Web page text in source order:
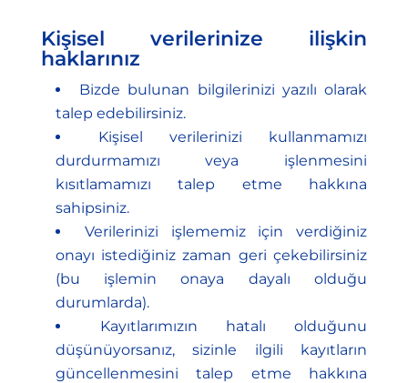
Kişisel verilerinize ilişkin
haklarınız
Bizde bulunan bilgilerinizi yazılı olarak
talep edebilirsiniz.
Kişisel verilerinizi kullanmamızı
durdurmamızı veya işlenmesini
kısıtlamamızı talep etme hakkına
sahipsiniz.
Verilerinizi işlememiz için verdiğiniz
onayı istediğiniz zaman geri çekebilirsiniz
(bu işlemin onaya dayalı olduğu
durumlarda).
Kayıtlarımızın hatalı olduğunu
düşünüyorsanız, sizinle ilgili kayıtların
güncellenmesini talep etme hakkına